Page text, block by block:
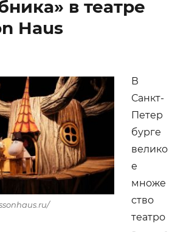
в театре
Haus
В
Санкт-
Петер
бурге
велико
е
множе
ство
театро